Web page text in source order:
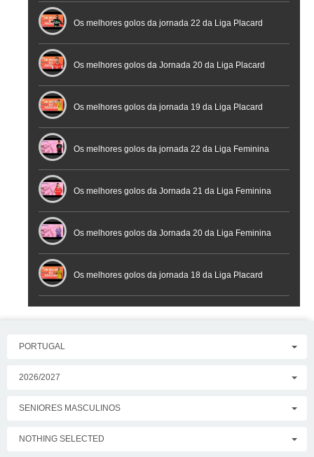
Futebol
Futsal | Documentário
Os melhores golos da jornada 22 da Liga Placard
Os melhores golos da Jornada 20 da Liga Placard
Futsal
Os melhores golos da jornada 19 da Liga Placard
Os melhores golos da jornada 22 da Liga Feminina
Placard
Os melhores golos da Jornada 21 da Liga Feminina
Placard
Os melhores golos da Jornada 20 da Liga Feminina
Placard
Os melhores golos da jornada 18 da Liga Placard
PORTUGAL
2026/2027
SENIORES MASCULINOS
NOTHING SELECTED